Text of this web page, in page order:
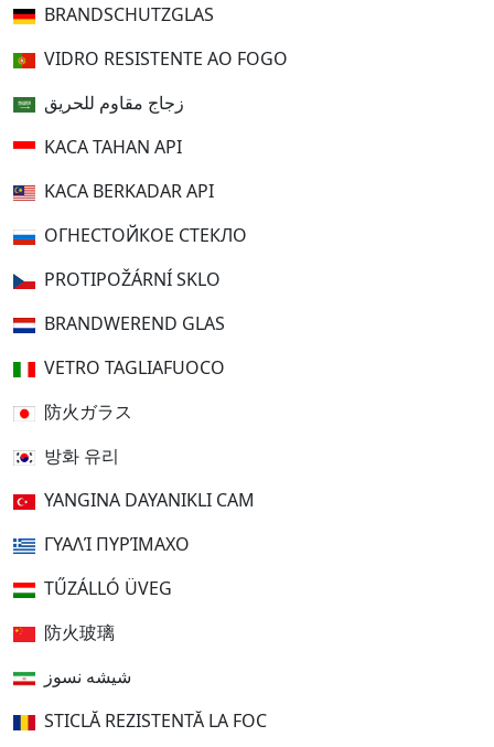
BRANDSCHUTZGLAS
VIDRO RESISTENTE AO FOGO
زجاج مقاوم للحريق
KACA TAHAN API
KACA BERKADAR API
ОГНЕСТОЙКОЕ СТЕКЛО
PROTIPOŽÁRNÍ SKLO
BRANDWEREND GLAS
VETRO TAGLIAFUOCO
防火ガラス
방화 유리
YANGINA DAYANIKLI CAM
ΓΥΑΛΊ ΠΥΡΊΜΑΧΟ
TŰZÁLLÓ ÜVEG
防火玻璃
شیشه نسوز
STICLĂ REZISTENTĂ LA FOC